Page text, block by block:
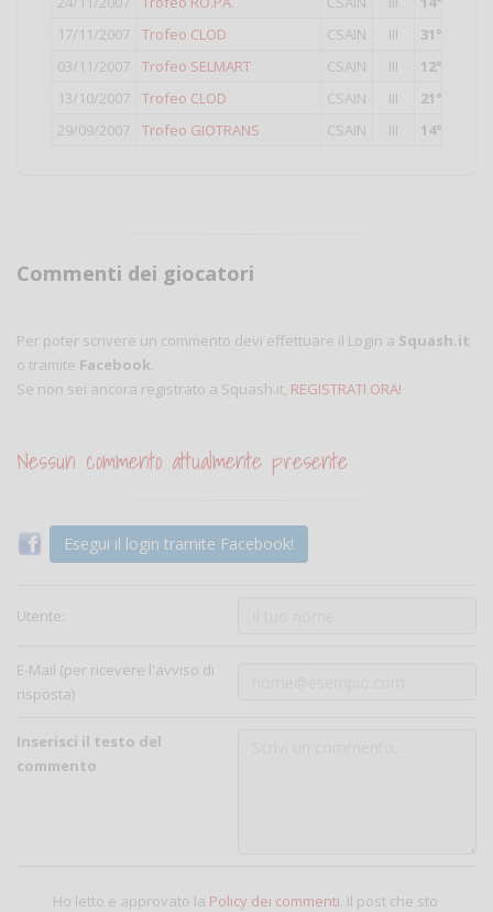
17/11/2007
Trofeo CLOD CSAIN III 31°
03/11/2007
Trofeo SELMART CSAIN III 12°
13/10/2007
Trofeo CLOD CSAIN III 21°
29/09/2007
Trofeo GIOTRANS CSAIN III 14°
Commenti dei giocatori
Per poter scrivere un commento devi effettuare il Login a Squash.it
o tramite Facebook.
Se non sei ancora registrato a Squash.it, REGISTRATI ORA!
Nessun commento attualmente presente
Esegui il login tramite Facebook!
Utente:
E-Mail (per ricevere l'avviso di
risposta)
Inserisci il testo del
commento
Ho letto e approvato la Policy dei commenti. Il post che sto